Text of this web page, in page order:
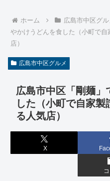
ホーム 広島市中区グル
やかけうどんを食した（小町で
店）
広島市中区グルメ
広島市中区「剛麺」
した（小町で自家
る人気店）
X